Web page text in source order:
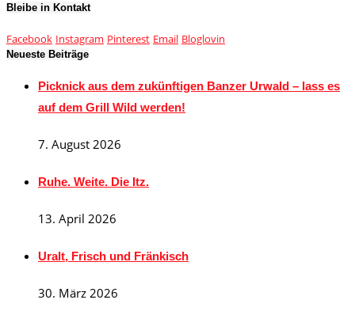
Bleibe in Kontakt
Facebook Instagram Pinterest Email Bloglovin
Neueste Beiträge
Picknick aus dem zukünftigen Banzer Urwald – lass es
auf dem Grill Wild werden!
7. August 2026
Ruhe. Weite. Die Itz.
13. April 2026
Uralt, Frisch und Fränkisch
30. März 2026